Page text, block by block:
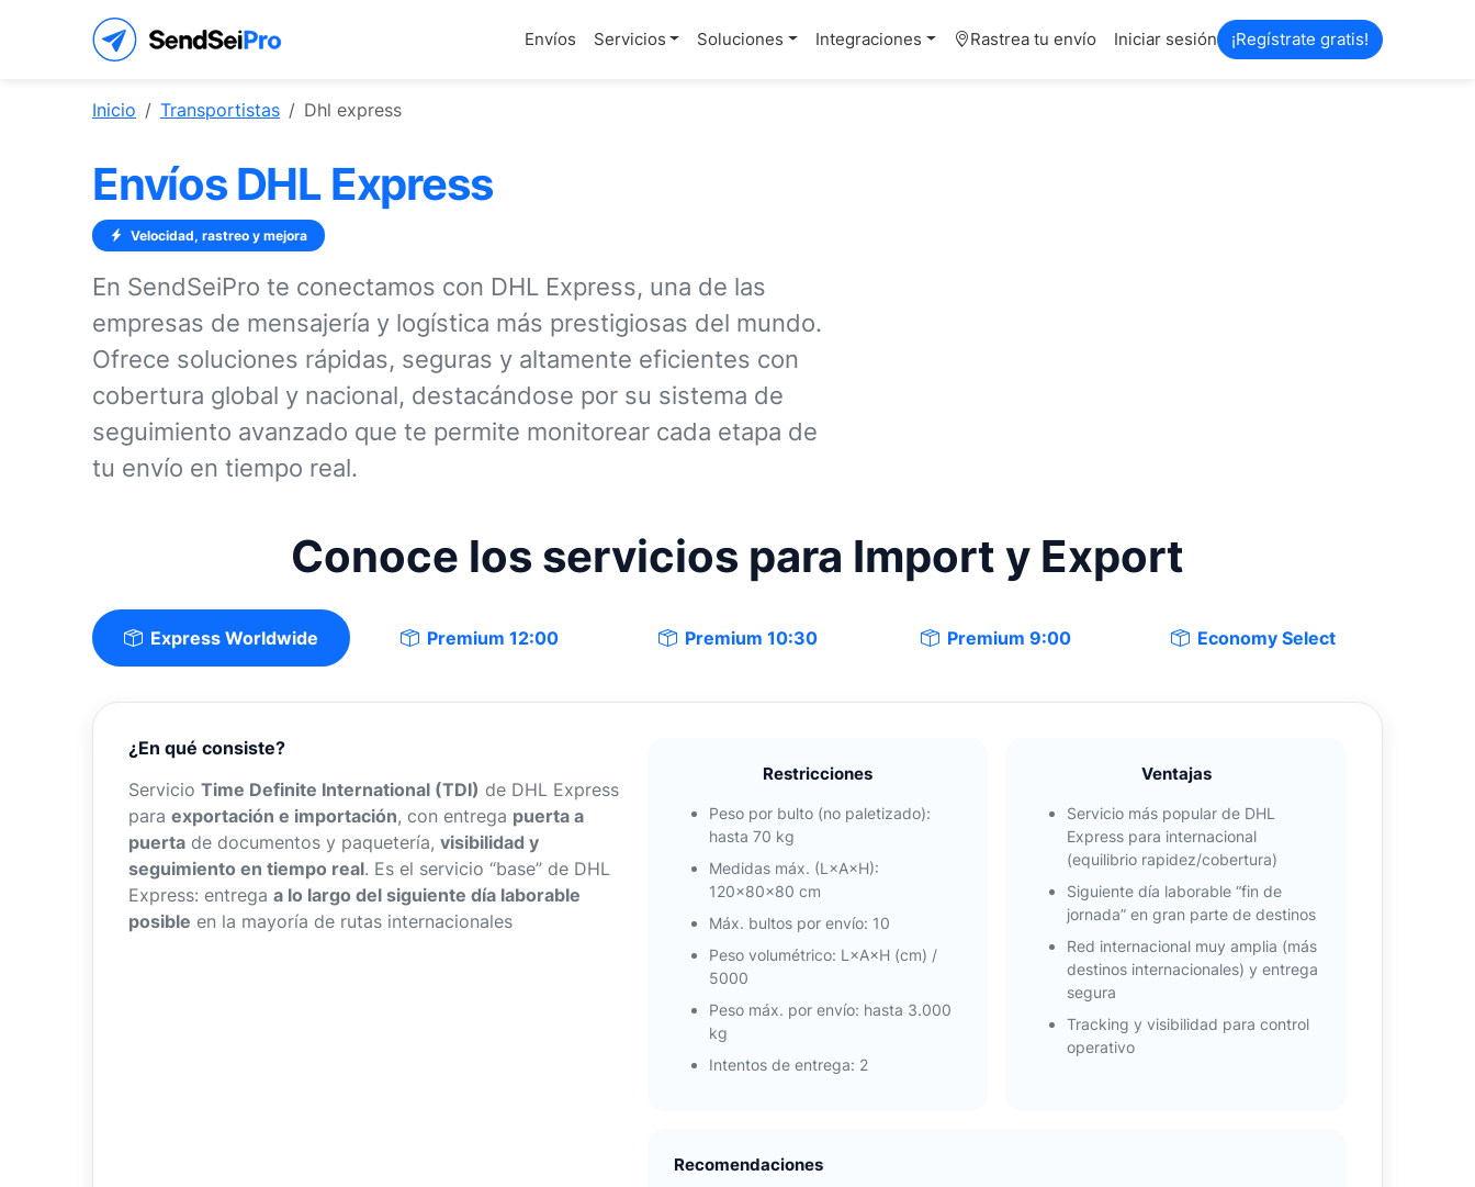
Envíos Servicios Soluciones Integraciones Rastrea tu envío Iniciar sesión ¡Regístrate gratis!
Inicio Transportistas Dhl express
Envíos DHL Express
Velocidad, rastreo y mejora
En SendSeiPro te conectamos con DHL Express, una de las
empresas de mensajería y logística más prestigiosas del mundo.
Ofrece soluciones rápidas, seguras y altamente eficientes con
cobertura global y nacional, destacándose por su sistema de
seguimiento avanzado que te permite monitorear cada etapa de
tu envío en tiempo real.
Conoce los servicios para Import y Export
Express Worldwide Premium 12:00 Premium 10:30 Premium 9:00 Economy Select
¿En qué consiste?
Servicio Time Definite International (TDI) de DHL Express
para exportación e importación, con entrega puerta a
puerta de documentos y paquetería, visibilidad y
seguimiento en tiempo real. Es el servicio “base” de DHL
Express: entrega a lo largo del siguiente día laborable
posible en la mayoría de rutas internacionales
Restricciones
Peso por bulto (no paletizado):
hasta 70 kg
Medidas máx. (L×A×H):
120×80×80 cm
Máx. bultos por envío: 10
Peso volumétrico: L×A×H (cm) /
5000
Peso máx. por envío: hasta 3.000
kg
Intentos de entrega: 2
Ventajas
Servicio más popular de DHL
Express para internacional
(equilibrio rapidez/cobertura)
Siguiente día laborable “fin de
jornada” en gran parte de destinos
Red internacional muy amplia (más
destinos internacionales) y entrega
segura
Tracking y visibilidad para control
operativo
Recomendaciones